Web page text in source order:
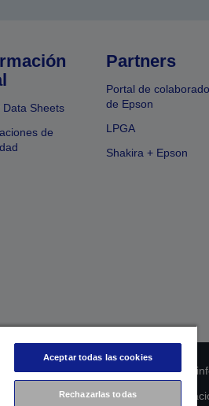
Data Sheets
de
Partners
Portal de
de Epson
LPGA
Shakira + Epson
de los productos Declaración de
Ponte en contacto con nosotros en
Aceptar todas las cookies
Rechazarlas todas